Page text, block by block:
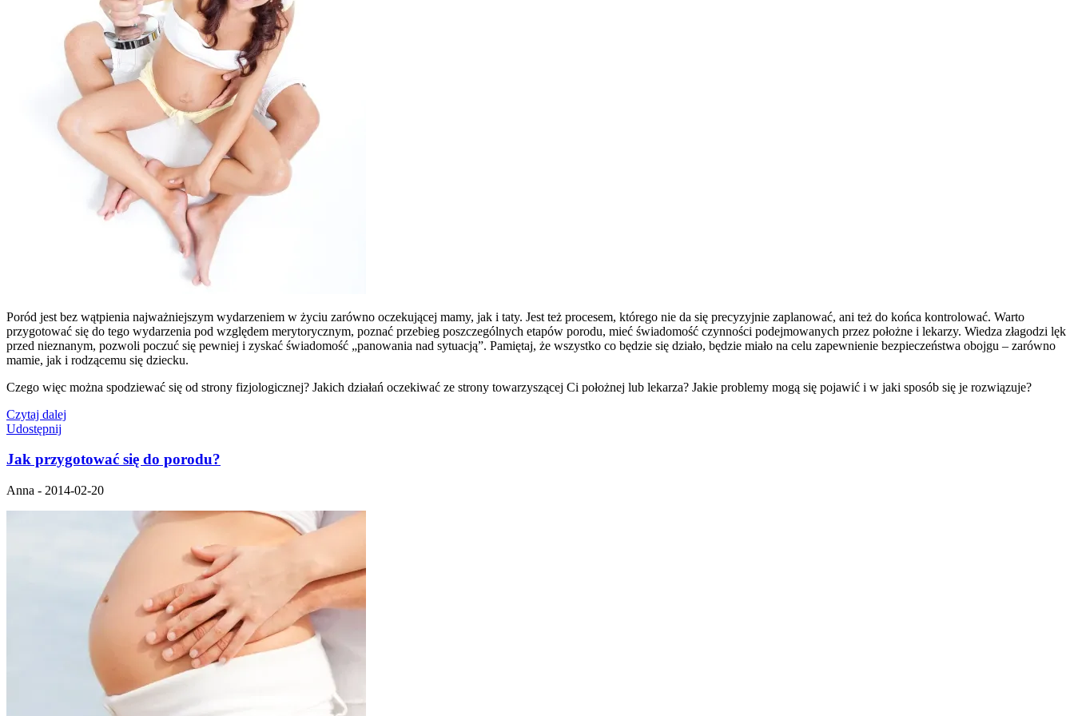
Poród jest bez wątpienia najważniejszym wydarzeniem w życiu zarówno oczekującej mamy, jak i taty. Jest też procesem, którego nie da się precyzyjnie zaplanować, ani też do końca kontrolować. Warto
przygotować się do tego wydarzenia pod względem merytorycznym, poznać przebieg poszczególnych etapów porodu, mieć świadomość czynności podejmowanych przez położne i lekarzy. Wiedza złagodzi lęk
przed nieznanym, pozwoli poczuć się pewniej i zyskać świadomość „panowania nad sytuacją”. Pamiętaj, że wszystko co będzie się działo, będzie miało na celu zapewnienie bezpieczeństwa obojgu – zarówno
mamie, jak i rodzącemu się dziecku.
Czego więc można spodziewać się od strony fizjologicznej? Jakich działań oczekiwać ze strony towarzyszącej Ci położnej lub lekarza? Jakie problemy mogą się pojawić i w jaki sposób się je rozwiązuje?
Czytaj dalej
Udostępnij
Jak przygotować się do porodu?
Anna - 2014-02-20